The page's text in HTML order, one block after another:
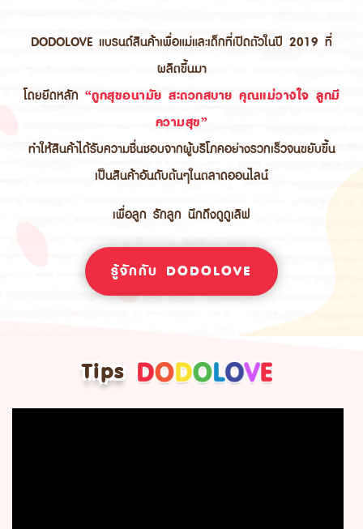
DODOLOVE แบรนด์สินค้าเพื่อแม่และเด็กที่เปิดตัวในปี 2019 ที่
ผลิตขึ้นมา
โดยยึดหลัก “ถูกสุขอนามัย สะดวกสบาย คุณแม่วางใจ ลูกมี
ความสุข”
ทำให้สินค้าได้รับความชื่นชอบจากผู้บริโภคอย่างรวกเร็วจนขยับขึ้น
เป็นสินค้าอันดับต้นๆในตลาดออนไลน์
เพื่อลูก รักลูก นึกถึงดูดูเลิฟ
รู้จักกับ DODOLOVE
Tips